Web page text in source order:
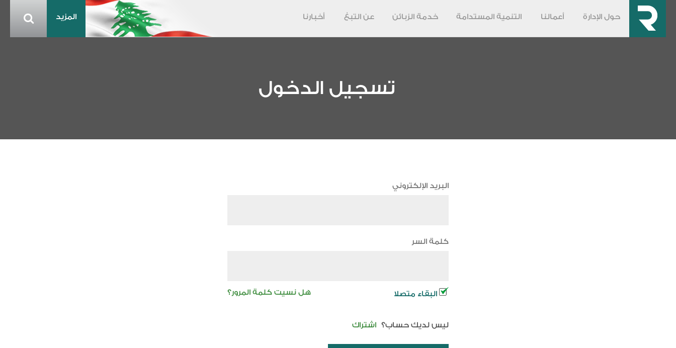
حول الإدارة أعمالنا التنمية المستدامة خدمة الزبائن عن التبغ أخبارنا المزيد
تسجيل الدخول
البريد الإلكتروني
كلمة السر
البقاء متصلا هل نسيت كلمة المرور؟
ليس لديك حساب؟ اشتراك